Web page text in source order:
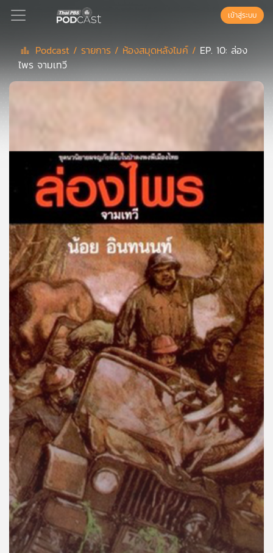
Podcast
สต์
ย์
ลิ
สต์
ของ
คุณ
เพลง
บทความ
ข่าว
และ
กิจกรรม
เกี่ยว
กับ
เรา
เข้าสู่ระบบ
Podcast / รายการ / ห้องสมุดหลังไมค์ / EP. 10: ล่อง
ไพร จามเทวี